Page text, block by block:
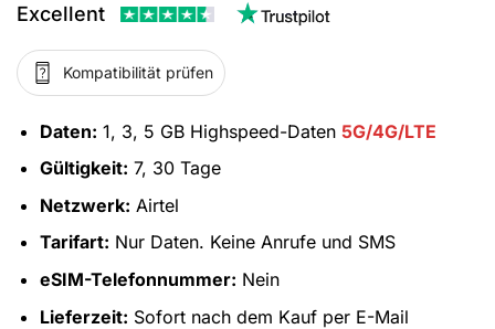
Excellent
Kompatibilität prüfen
Daten: 1, 3, 5 GB Highspeed-Daten 5G/4G/LTE
Gültigkeit: 7, 30 Tage
Netzwerk: Airtel
Tarifart: Nur Daten. Keine Anrufe und SMS
eSIM-Telefonnummer: Nein
Lieferzeit: Sofort nach dem Kauf per E-Mail